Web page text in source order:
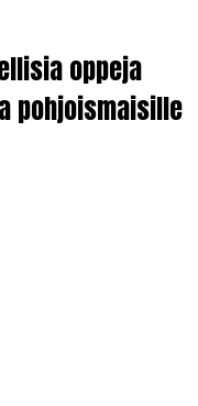
oppeja
pohjoismaisille